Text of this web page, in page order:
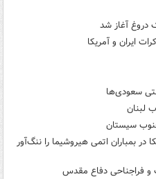
دروغ آغاز شد
ایران و آمریکا
سعودی‌ها
لبنان
سیستان
بمباران اتمی هیروشیما را ننگ‌آور
و فراجناحی دفاع مقدس